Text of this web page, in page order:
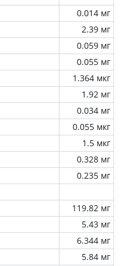
0.014 мг
2.39 мг
0.059 мг
0.055 мг
1.364 мкг
1.92 мг
0.034 мг
0.055 мкг
1.5 мкг
0.328 мг
0.235 мг
119.82 мг
5.43 мг
6.344 мг
5.84 мг